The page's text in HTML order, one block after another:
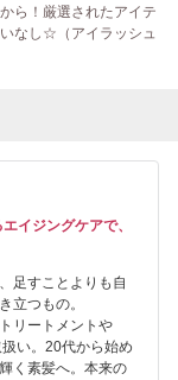
ら！厳選されたアイテ
なし☆（アイラッシュ
イジングケアで、
足すことよりも自
立つもの。
リートメントや
い。20代から始め
く素髪へ。本来の